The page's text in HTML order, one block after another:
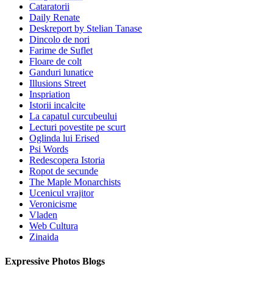
Cataratorii
Daily Renate
Deskreport by Stelian Tanase
Dincolo de nori
Farime de Suflet
Floare de colt
Ganduri lunatice
Illusions Street
Inspriation
Istorii incalcite
La capatul curcubeului
Lecturi povestite pe scurt
Oglinda lui Erised
Psi Words
Redescopera Istoria
Ropot de secunde
The Maple Monarchists
Ucenicul vrajitor
Veronicisme
Vladen
Web Cultura
Zinaida
Expressive Photos Blogs